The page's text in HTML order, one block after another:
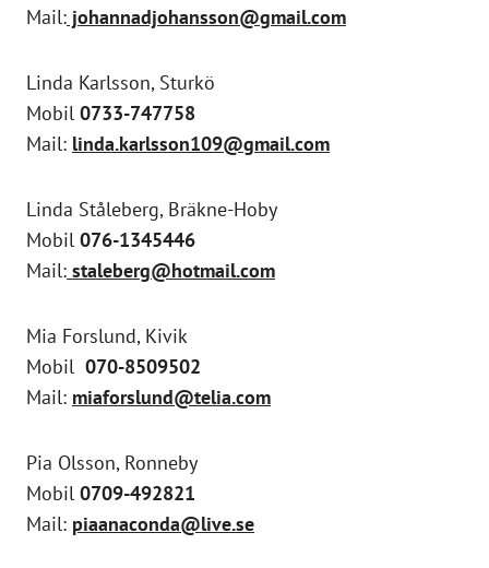
Mail: johannadjohansson@gmail.com
Linda Karlsson, Sturkö
Mobil 0733-747758
Mail: linda.karlsson109@gmail.com
Linda Ståleberg, Bräkne-Hoby
Mobil 076-1345446
Mail: staleberg@hotmail.com
Mia Forslund, Kivik
Mobil 070-8509502
Mail: miaforslund@telia.com
Pia Olsson, Ronneby
Mobil 0709-492821
Mail: piaanaconda@live.se